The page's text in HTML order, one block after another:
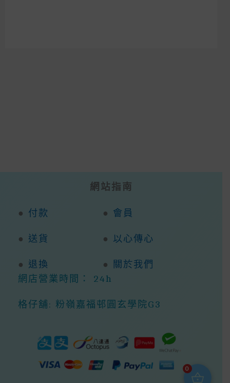
網站指南
● 付款 ● 會員
● 送貨 ● 以心傳心
● 退換 ●
關於我們
網店營業時間： 24h
格仔舖: 粉嶺嘉福邨圓玄學院G3
0